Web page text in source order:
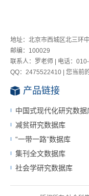
地址：北京市西城区北三环
邮编：100029
联系人：罗老师 | 电话：
QQ：2475522410 | 您当前的
产品链接
中国式现代化研究数据
减贫研究数据库
“一带一路”数据库
集刊全文数据库
社会学研究数据库